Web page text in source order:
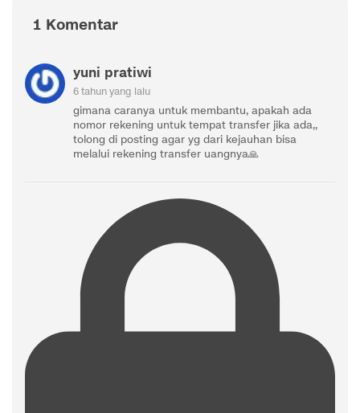
1 Komentar
yuni pratiwi
6 tahun yang lalu
gimana caranya untuk membantu, apakah ada
nomor rekening untuk tempat transfer jika ada,,
tolong di posting agar yg dari kejauhan bisa
melalui rekening transfer uangnya🙏